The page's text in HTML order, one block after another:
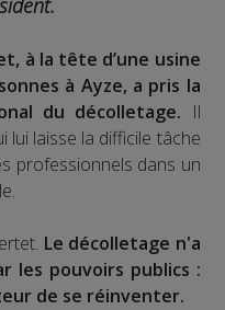
à la tête d’une usine
à Ayze, a pris la
du décolletage. Il
lui laisse la difficile tâche
professionnels dans un
Le décolletage n'a
les pouvoirs publics :
de se réinventer.